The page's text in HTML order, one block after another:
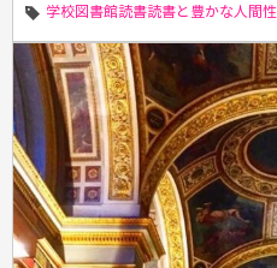
学校図書館読書読書と豊かな人間性